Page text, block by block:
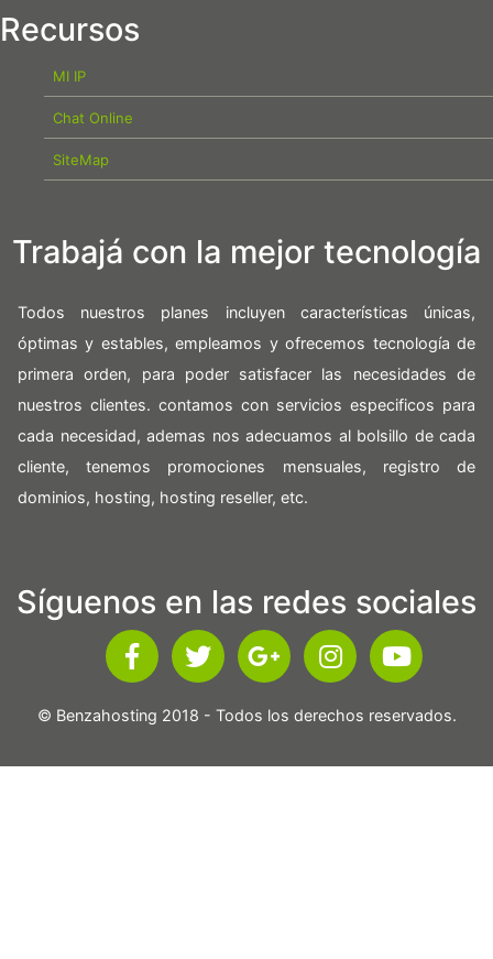
Recursos
MI IP
Chat Online
SiteMap
Trabajá con la mejor tecnología
Todos nuestros planes incluyen características únicas,
óptimas y estables, empleamos y ofrecemos tecnología de
primera orden, para poder satisfacer las necesidades de
nuestros clientes. contamos con servicios especificos para
cada necesidad, ademas nos adecuamos al bolsillo de cada
cliente, tenemos promociones mensuales, registro de
dominios, hosting, hosting reseller, etc.
Síguenos en las redes sociales
© Benzahosting 2018 - Todos los derechos reservados.